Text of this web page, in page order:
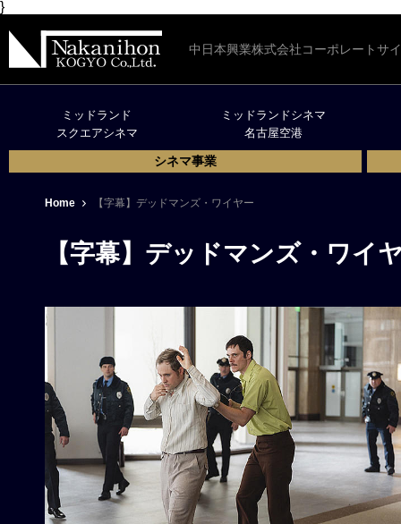
}
中日本興業株式会社コーポレートサ
ミッドランド
スクエアシネマ
ミッドランドシネマ
名古屋空港
シネマ事業
Home 【字幕】デッドマンズ・ワイヤー
【字幕】デッドマンズ・ワイ